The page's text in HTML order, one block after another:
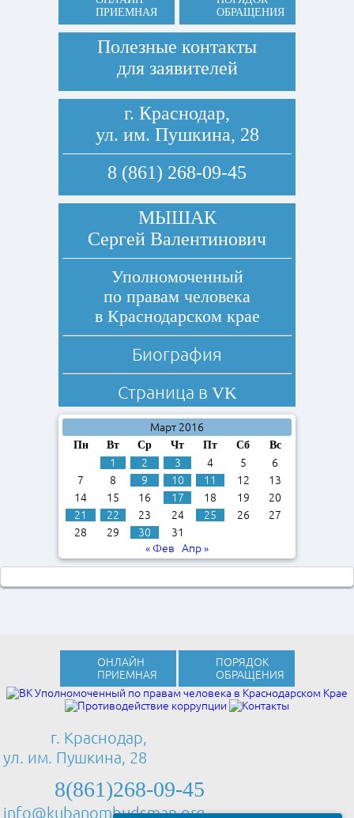
ПРИЕМНАЯ
ОБРАЩЕНИЯ
Полезные контакты
для заявителей
г. Краснодар,
ул. им. Пушкина, 28
8 (861) 268-09-45
МЫШАК
Сергей Валентинович
Уполномоченный
по правам человека
в Краснодарском крае
Биография
Страница в VK
Март 2016
Пн Вт Ср Чт Пт Сб Вс
1 2 3 4 5
6
7
8 9 10 11 12
13
14
15 16 17 18 19
20
21
22 23 24 25 26
27
28
29 30
31
« Фев
Апр »
ОНЛАЙН
ПРИЕМНАЯ
ПОРЯДОК
ОБРАЩЕНИЯ
г. Краснодар,
ул. им. Пушкина, 28
8(861)268-09-45
info@kubanombudsman.org